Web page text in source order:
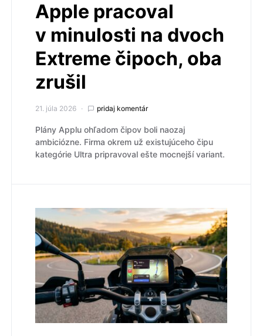
Apple pracoval
v minulosti na dvoch
Extreme čipoch, oba
zrušil
21. júla 2026 pridaj komentár
Plány Applu ohľadom čipov boli naozaj
ambiciózne. Firma okrem už existujúceho čipu
kategórie Ultra pripravoval ešte mocnejší variant.